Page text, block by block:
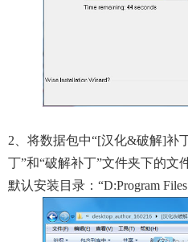
2、将数据包中“[汉化&破解]补
丁”和“破解补丁”文件夹下的文
默认安装目录：“D:Program